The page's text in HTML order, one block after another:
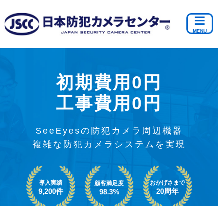
初期費用0円
工事費用0円
SeeEyesの防犯カメラ周辺機器
複雑な防犯カメラシステムを実現
導入実績
9,200件
顧客満足度
98.3%
おかげさまで
20周年